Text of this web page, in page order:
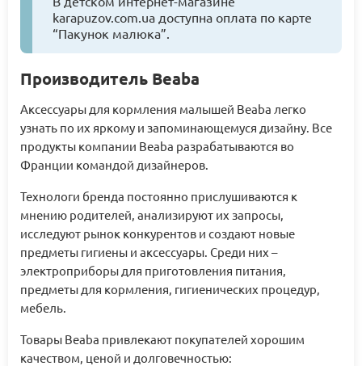
karapuzov.com.ua доступна оплата по карте
“Пакунок малюка”.
Производитель Beaba
Аксессуары для кормления малышей Beaba легко
узнать по их яркому и запоминающемуся дизайну. Все
продукты компании Beaba разрабатываются во
Франции командой дизайнеров.
Технологи бренда постоянно прислушиваются к
мнению родителей, анализируют их запросы,
исследуют рынок конкурентов и создают новые
предметы гигиены и аксессуары. Среди них –
электроприборы для приготовления питания,
предметы для кормления, гигиенических процедур,
мебель.
Товары Beaba привлекают покупателей хорошим
качеством, ценой и долговечностью: